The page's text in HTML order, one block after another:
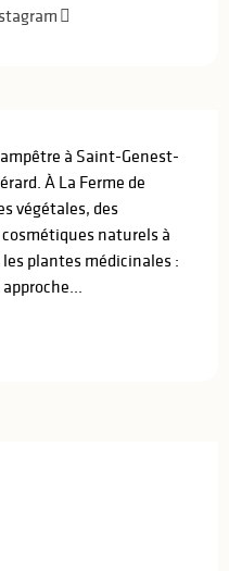
à Saint-Genest-
À La Ferme de
végétales, des
naturels à
plantes médicinales :